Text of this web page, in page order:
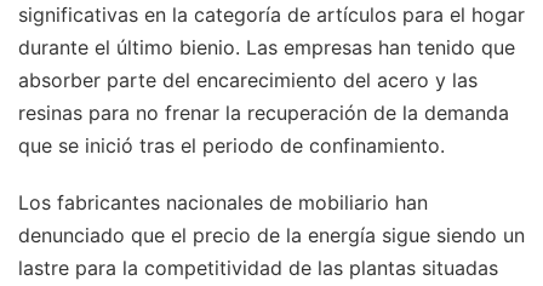
significativas en la categoría de artículos para el hogar
durante el último bienio. Las empresas han tenido que
absorber parte del encarecimiento del acero y las
resinas para no frenar la recuperación de la demanda
que se inició tras el periodo de confinamiento.
Los fabricantes nacionales de mobiliario han
denunciado que el precio de la energía sigue siendo un
lastre para la competitividad de las plantas situadas